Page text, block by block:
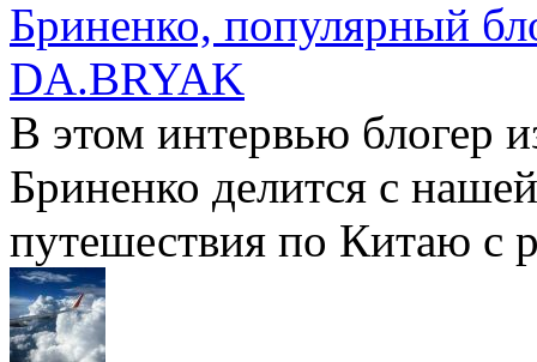
Бриненко, популярный
DA.BRYAK
В этом интервью блогер
Бриненко делится с
путешествия по Китаю с